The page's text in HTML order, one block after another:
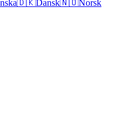
🇩🇰Dansk🇳🇴Norsk